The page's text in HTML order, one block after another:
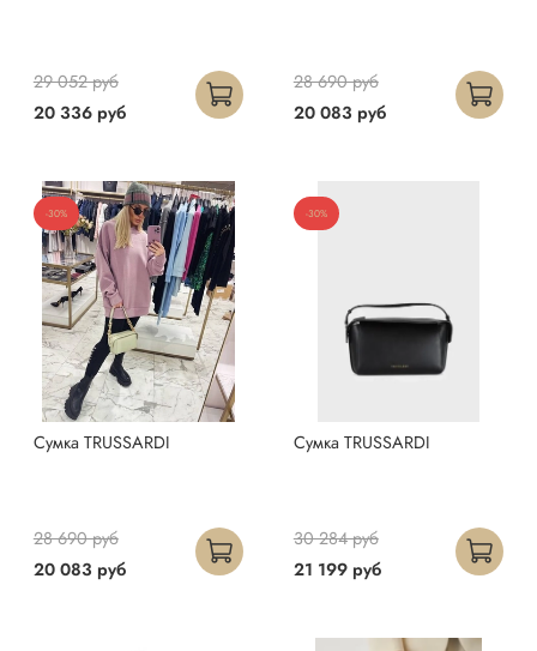
20 336 руб
29 052 руб
20 083 руб
28 690 руб
-30%
Сумка TRUSSARDI
20 083 руб
28 690 руб
-30%
Сумка TRUSSARDI
21 199 руб
30 284 руб